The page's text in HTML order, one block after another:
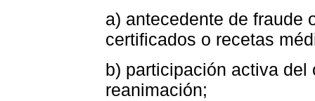
a) antecedente de fraude
certificados o recetas
b) participación activa
reanimación;